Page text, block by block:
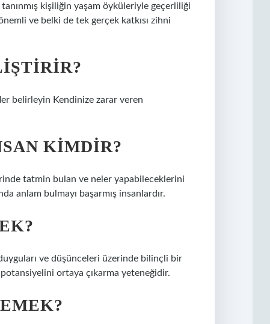
kişiliğin yaşam öyküleriyle geçerliliği
ve belki de tek gerçek katkısı zihni
belirleyin Kendinize zarar veren
KIMDIR?
tatmin bulan ve neler yapabileceklerini
anlam bulmayı başarmış insanlardır.
ve düşünceleri üzerinde bilinçli bir
ortaya çıkarma yeteneğidir.